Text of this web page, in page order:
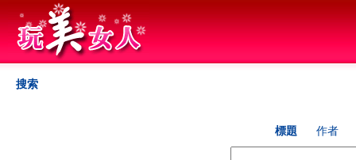
搜索
標題 作者